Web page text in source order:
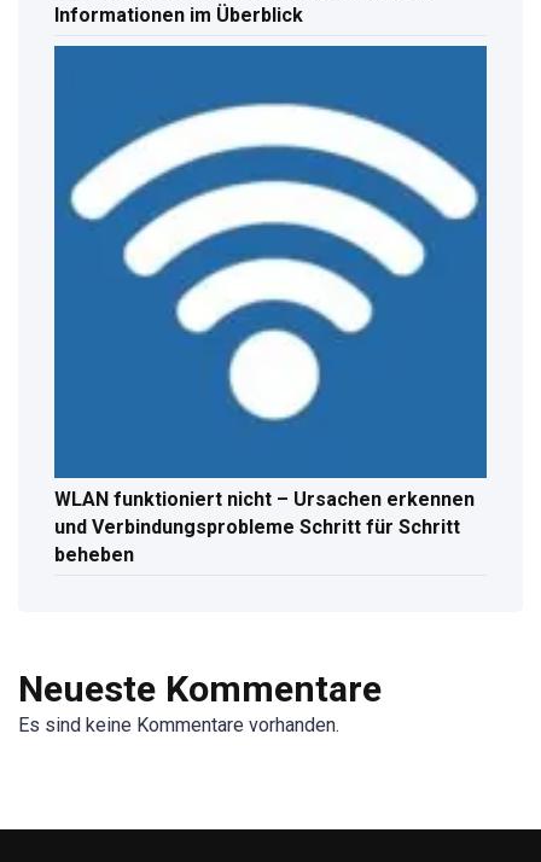
Informationen im Überblick
WLAN funktioniert nicht – Ursachen erkennen
und Verbindungsprobleme Schritt für Schritt
beheben
Neueste Kommentare
Es sind keine Kommentare vorhanden.